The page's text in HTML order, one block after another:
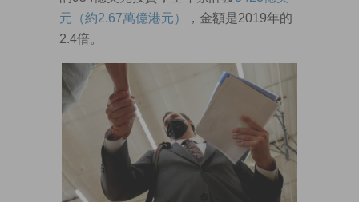
元（約2.67萬億港元）
，金額是2019年的
2.4倍。